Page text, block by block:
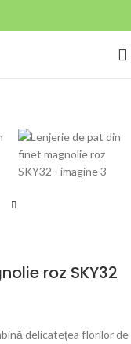
roz SKY32
delicatețea florilor de